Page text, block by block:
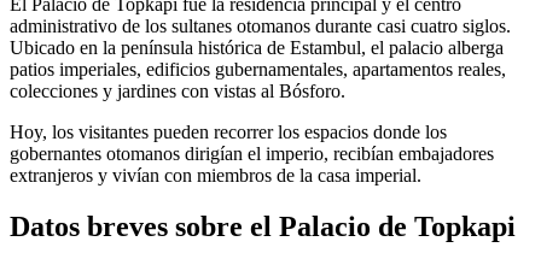
administrativo de los sultanes otomanos durante casi cuatro siglos.
Ubicado en la península histórica de Estambul, el palacio alberga
patios imperiales, edificios gubernamentales, apartamentos reales,
colecciones y jardines con vistas al Bósforo.
Hoy, los visitantes pueden recorrer los espacios donde los
gobernantes otomanos dirigían el imperio, recibían embajadores
extranjeros y vivían con miembros de la casa imperial.
Datos breves sobre el Palacio de Topkapi